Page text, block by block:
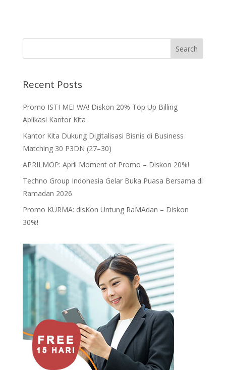
Recent Posts
Promo ISTI MEI WA! Diskon 20% Top Up Billing
Aplikasi Kantor Kita
Kantor Kita Dukung Digitalisasi Bisnis di Business
Matching 30 P3DN (27–30)
APRILMOP: April Moment of Promo – Diskon 20%!
Techno Group Indonesia Gelar Buka Puasa Bersama di
Ramadan 2026
Promo KURMA: disKon Untung RaMAdan – Diskon
30%!